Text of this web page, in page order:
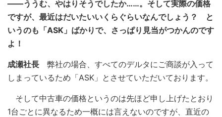
――ううむ、やはりそうでしたか……。そして実際の価格
ですが、最近はだいたいいくらぐらいなんでしょう？ と
いうのも「ASK」ばかりで、さっぱり見当がつかんのです
よ！
成瀬社長 弊社の場合、すべてのデルタにご商談が入って
しまっているため「ASK」とさせていただいております。
そして中古車の価格というのは先ほど申し上げたとおり
1台ごとに異なるため一概には言えないのですが、直近の